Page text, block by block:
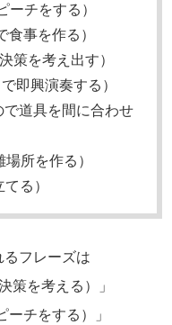
ーチをする）
食事を作る）
策を考え出す）
で即興演奏する）
で道具を間に合わせ
場所を作る）
る）
るフレーズは
策を考える）」
ーチをする）」